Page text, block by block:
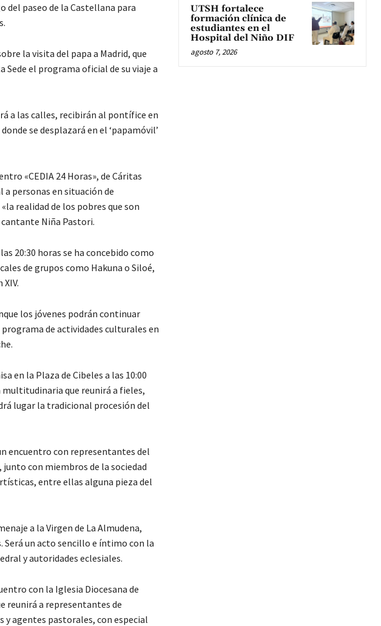
del paseo de la Castellana para
la visita del papa a Madrid, que
Sede el programa oficial de su viaje a
a las calles, recibirán al pontífice en
se desplazará en el ‘papamóvil’
«CEDIA 24 Horas», de Cáritas
personas en situación de
realidad de los pobres que son
Niña Pastori.
20:30 horas se ha concebido como
de grupos como Hakuna o Siloé,
los jóvenes podrán continuar
de actividades culturales en
en la Plaza de Cibeles a las 10:00
que reunirá a fieles,
lugar la tradicional procesión del
encuentro con representantes del
con miembros de la sociedad
entre ellas alguna pieza del
a la Virgen de La Almudena,
Será un acto sencillo e íntimo con la
y autoridades eclesiales.
con la Iglesia Diocesana de
reunirá a representantes de
y agentes pastorales, con especial
UTSH fortalece
formación clínica de
estudiantes en el
Hospital del Niño DIF
agosto 7, 2026